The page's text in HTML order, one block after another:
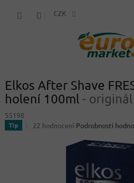
CZK
Elkos After Shave
holení 100ml -
55198
Tip
Průměrné
22 hodnocení Podrobnosti